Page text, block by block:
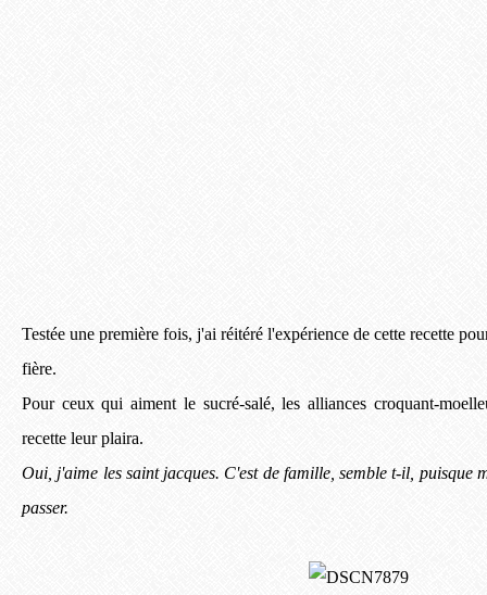
Testée une première fois, j'ai réitéré l'expérience de cette recette
fière.
Pour ceux qui aiment le sucré-salé, les alliances croquant-
recette leur plaira.
Oui, j'aime les saint jacques. C'est de famille, semble t-il, puisque
passer.